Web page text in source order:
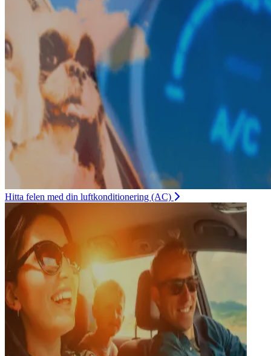
Hitta felen med din luftkonditionering (AC)